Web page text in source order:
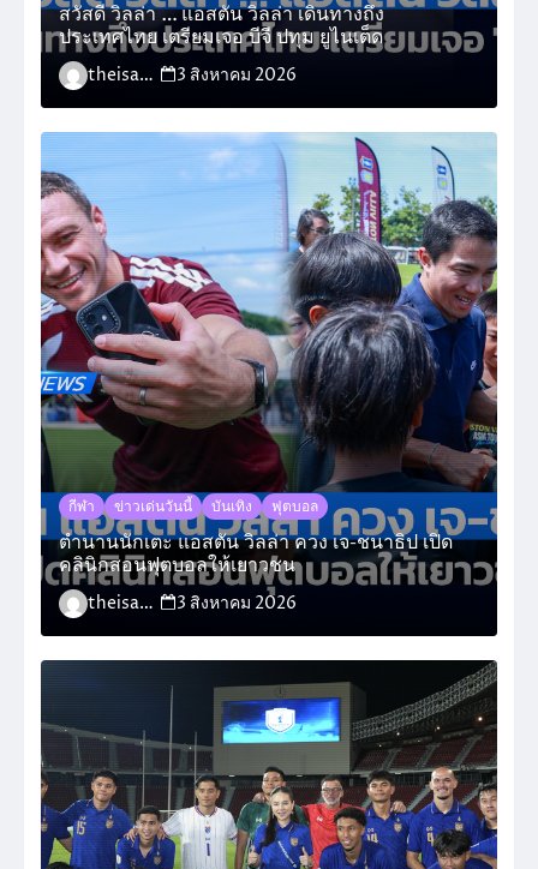
สวัสดี วิลล่า … แอสตัน วิลล่า เดินทางถึง
ประเทศไทย เตรียมเจอ บีจี ปทุม ยูไนเต็ด
theisara_admin 3 สิงหาคม 2026
กีฬา ข่าวเด่นวันนี้ บันเทิง ฟุตบอล
ตำนานนักเตะ แอสตัน วิลล่า ควง เจ-ชนาธิป เปิด
คลินิกสอนฟุตบอลให้เยาวชน
theisara_admin 3 สิงหาคม 2026